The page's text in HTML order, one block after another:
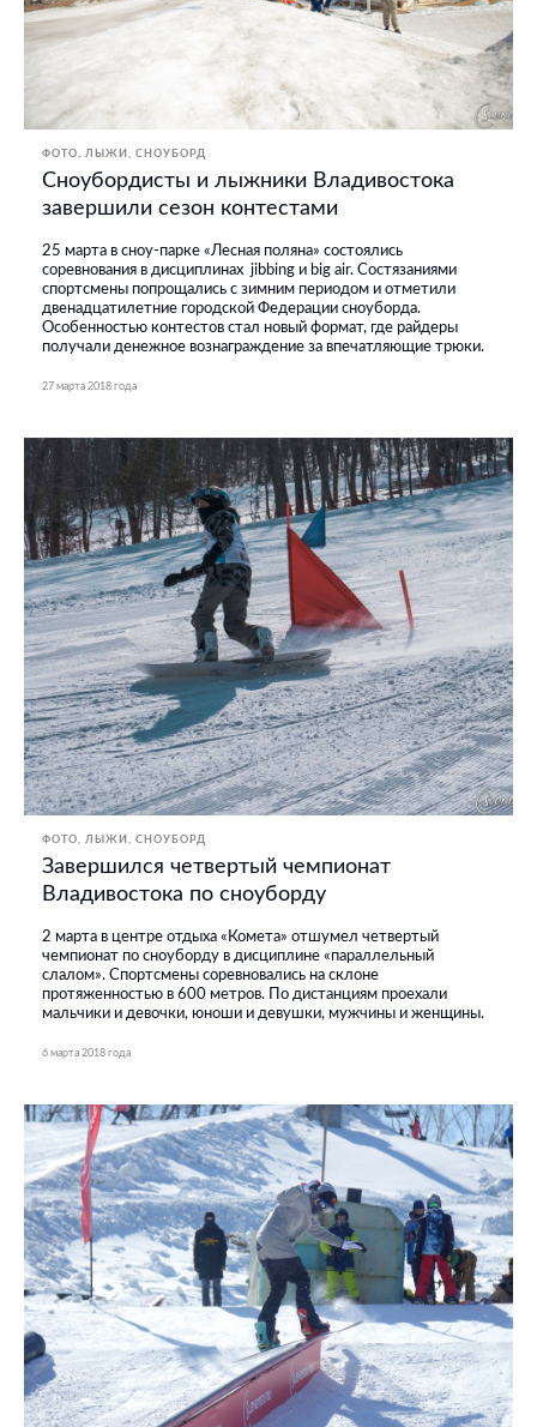
ФОТО ЛЫЖИ, СНОУБОРД
Сноубордисты и лыжники Владивостока
завершили сезон контестами
25 марта в сноу-парке «Лесная поляна» состоялись
соревнования в дисциплинах jibbing и big air. Состязаниями
спортсмены попрощались с зимним периодом и отметили
двенадцатилетние городской Федерации сноуборда.
Особенностью контестов стал новый формат, где райдеры
получали денежное вознаграждение за впечатляющие трюки.
27 марта 2018 года
ФОТО ЛЫЖИ, СНОУБОРД
Завершился четвертый чемпионат
Владивостока по сноуборду
2 марта в центре отдыха «Комета» отшумел четвертый
чемпионат по сноуборду в дисциплине «параллельный
слалом». Спортсмены соревновались на склоне
протяженностью в 600 метров. По дистанциям проехали
мальчики и девочки, юноши и девушки, мужчины и женщины.
6 марта 2018 года